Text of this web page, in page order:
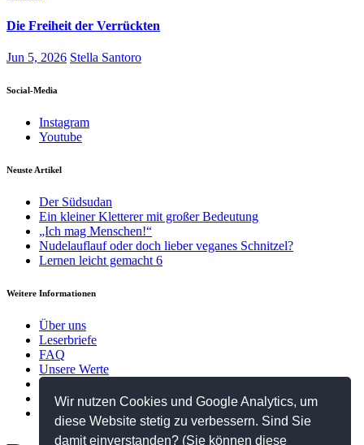
Wir nutzen Cookies und Google Analytics, um
diese Website stetig zu verbessern. Sind Sie
damit einverstanden? (Sie können diese
Die Freiheit der Verrückten
Jun 5, 2026 Stella Santoro
Social-Media
Instagram
Youtube
Neuste Artikel
Der Südsudan
Ein kleiner Kletterer mit großer Bedeutung
„Ich mag Menschen!“
Nudelauflauf oder doch lieber veganes Schnitzel?
Lernen leicht gemacht 6
Weitere Informationen
Über uns
Leserbriefe
FAQ
Unsere Werte
Kontakt
Datenschutzerklärung
Impressum